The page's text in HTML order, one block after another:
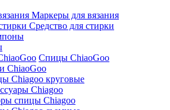
Маркеры для вязания
Средство для стирки
Спицы ChiaoGoo
ChiaoGoo
Сhiagoo круговые
Chiagoo
спицы Chiagoo